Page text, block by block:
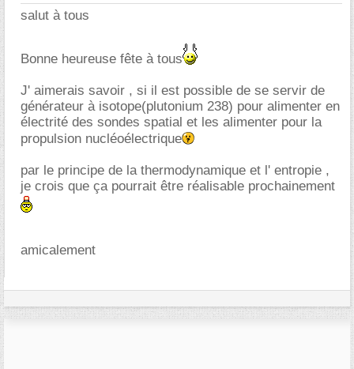
salut à tous
Bonne heureuse fête à tous
J' aimerais savoir , si il est possible de se servir de
générateur à isotope(plutonium 238) pour alimenter en
électrité des sondes spatial et les alimenter pour la
propulsion nucléoélectrique
par le principe de la thermodynamique et l' entropie ,
je crois que ça pourrait être réalisable prochainement
amicalement